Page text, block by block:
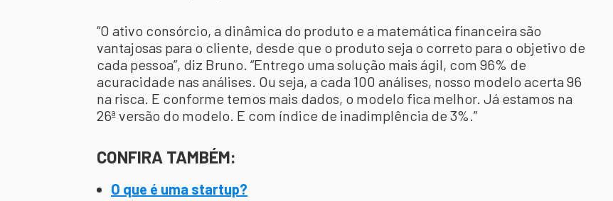
“O ativo consórcio, a dinâmica do produto e a matemática financeira são
vantajosas para o cliente, desde que o produto seja o correto para o objetivo de
cada pessoa”, diz Bruno. “Entrego uma solução mais ágil, com 96% de
acuracidade nas análises. Ou seja, a cada 100 análises, nosso modelo acerta 96
na risca. E conforme temos mais dados, o modelo fica melhor. Já estamos na
26ª versão do modelo. E com índice de inadimplência de 3%.”
CONFIRA TAMBÉM:
O que é uma startup?